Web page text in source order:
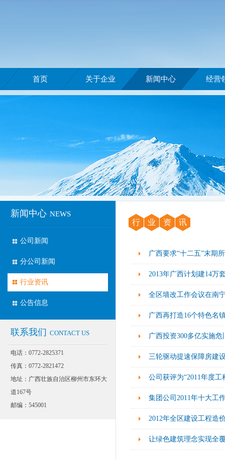
首页 关于企业 新闻中心 经营
新闻中心 NEWS
公司新闻
分公司新闻
行业资讯
公告信息
联系我们 CONTACT US
电话：0772-2825371
传真：0772-2821472
地址：广西壮族自治区柳州市东环大
道167号
邮编：545001
行 业 资 讯
广西要求“十二五”末期
2013年广西计划建14万
全区墙改工作会议在南
广西再打造16个特色名
广西投资300多亿实施
三轮驱动提速保障房建
公司获评为“2011年度
集团公司2011年十大工
2012年全区建设工程造
让绿色建筑理念实现全